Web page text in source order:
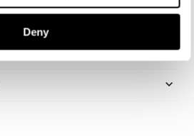
Deny